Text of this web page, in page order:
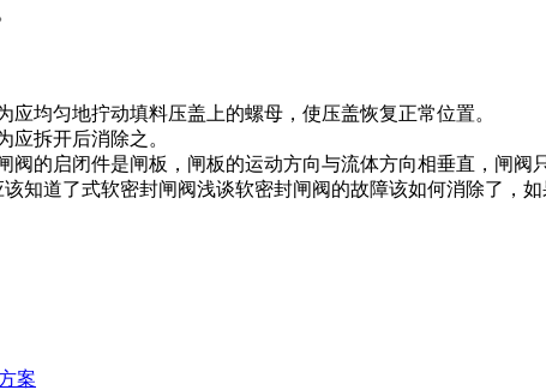
均匀地拧动填料压盖上的螺母，使压盖恢复正常位置。
拆开后消除之。
启闭件是闸板，闸板的运动方向与流体方向相垂直，闸阀
道了式软密封闸阀浅谈软密封闸阀的故障该如何消除了，
案